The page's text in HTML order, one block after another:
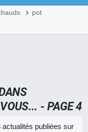
pot
- PAGE 4
publiées sur